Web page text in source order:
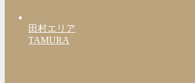
田村エリア
TAMURA